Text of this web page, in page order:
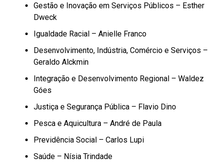
Gestão e Inovação em Serviços Públicos – Esther
Dweck
Igualdade Racial – Anielle Franco
Desenvolvimento, Indústria, Comércio e Serviços –
Geraldo Alckmin
Integração e Desenvolvimento Regional – Waldez
Góes
Justiça e Segurança Pública – Flavio Dino
Pesca e Aquicultura – André de Paula
Previdência Social – Carlos Lupi
Saúde – Nísia Trindade